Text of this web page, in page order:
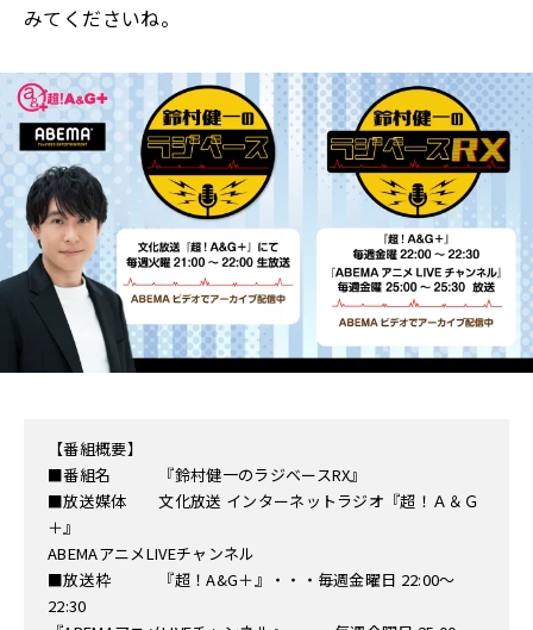
みてくださいね。
【番組概要】
■番組名 『鈴村健一のラジベースRX』
■放送媒体 文化放送 インターネットラジオ『超！Ａ＆Ｇ
＋』
ABEMAアニメLIVEチャンネル
■放送枠 『超！A&G＋』・・・毎週金曜日 22:00～
22:30